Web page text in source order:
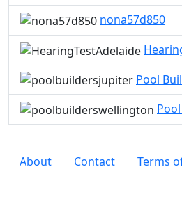
nona57d850
Pool
About Contact Terms